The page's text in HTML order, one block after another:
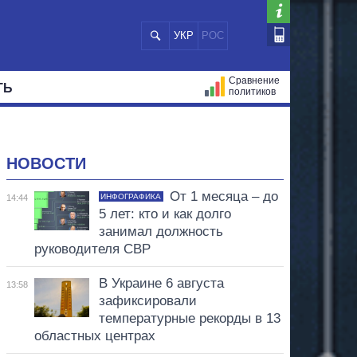
УКР РОС
Сравнение
политиков
НОВОСТИ
14:44 ИНФОГРАФИКА
От 1 месяца – до
5 лет: кто и как долго
занимал должность
руководителя СВР
13:58
В Украине 6 августа
зафиксировали
температурные рекорды в 13
областных центрах